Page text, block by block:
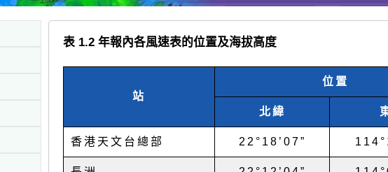
表 1.2 年報內各風速表的位置及海拔高度
站
位置
北緯
香港天文台總部 22°18’07”